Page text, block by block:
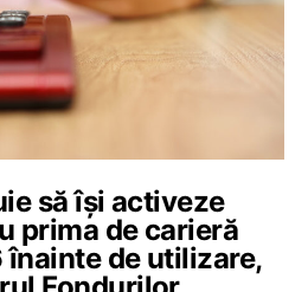
să își activeze
prima de carieră
de utilizare,